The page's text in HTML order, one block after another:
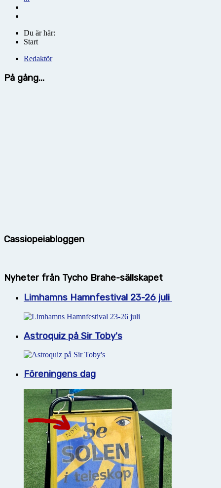
Du är här:
Start
Redaktör
På gång...
Cassiopeiabloggen
Nyheter från Tycho Brahe-sällskapet
Limhamns Hamnfestival 23-26 juli
Astroquiz på Sir Toby's
Föreningens dag